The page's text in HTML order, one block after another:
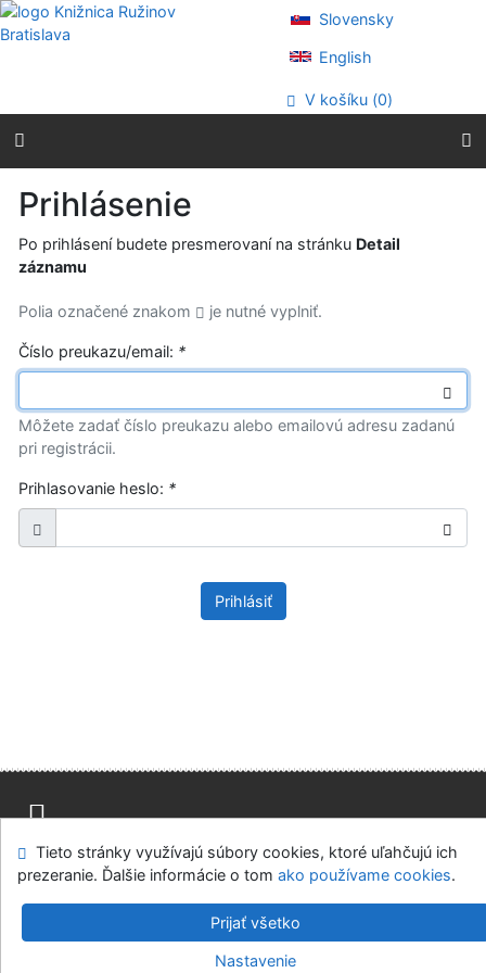
Prejsť na obsah
Prejsť na menu
Prehlásenie o webovej prístupnosti
Slovensky
English
V košíku (0)
Prihlásenie
Po prihlásení budete presmerovaní na stránku Detail
záznamu
Polia označené znakom je nutné vyplniť.
Číslo preukazu/email: *
Môžete zadať číslo preukazu alebo emailovú adresu zadanú
pri registrácii.
Prihlasovanie heslo: *
Prihlásiť
Mapa stránok Prístupnosť
Súkromie
Modul OpenSearch
Napíšte nám Nastavenie cookies
Knižnica Ružinov Bratislava
v.4.8.63a-Cosmotron Slovakia, s.r.o.
Tieto stránky využívajú súbory cookies, ktoré uľahčujú ich
prezeranie. Ďalšie informácie o tom ako používame cookies.
Prijať všetko
Nastavenie